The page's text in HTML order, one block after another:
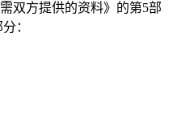
双方提供的资料》的第5部
：